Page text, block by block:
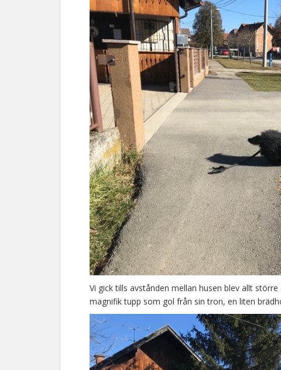
Vi gick tills avstånden mellan husen blev allt
magnifik tupp som gol från sin tron, en liten